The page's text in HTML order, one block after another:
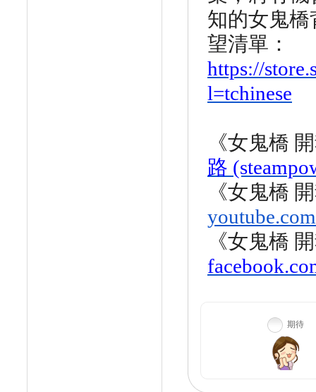
知的女鬼
望清單：
https://
l=tchinese
《女鬼橋
路
《女鬼橋
《女鬼橋
期待